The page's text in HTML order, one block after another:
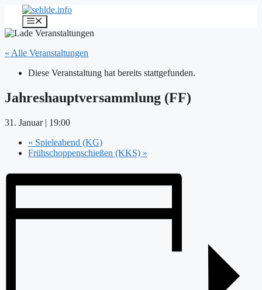
Inhalt
springen
Menü
« Alle Veranstaltungen
Diese Veranstaltung hat bereits stattgefunden.
Jahreshauptversammlung (FF)
31. Januar | 19:00
« Spieleabend (KG)
Frühschoppenschießen (KKS) »